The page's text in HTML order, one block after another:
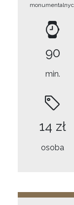
90
min.
14 zł
osoba